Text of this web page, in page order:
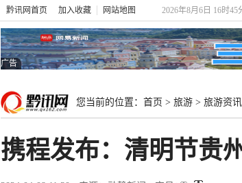
黔讯网首页 加入收藏 网站地图 2026年8月6日 16时45
广告
您当前的位置： 首页 > 旅游 > 旅游资讯
携程发布：清明节贵